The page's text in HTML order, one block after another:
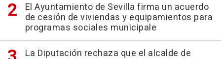
El Ayuntamiento de Sevilla firma un acuerdo
de cesión de viviendas y equipamientos para
programas sociales municipale
La Diputación rechaza que el alcalde de